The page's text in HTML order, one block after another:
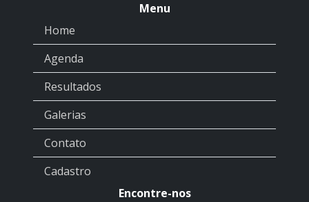
Menu
Home
Agenda
Resultados
Galerias
Contato
Cadastro
Encontre-nos